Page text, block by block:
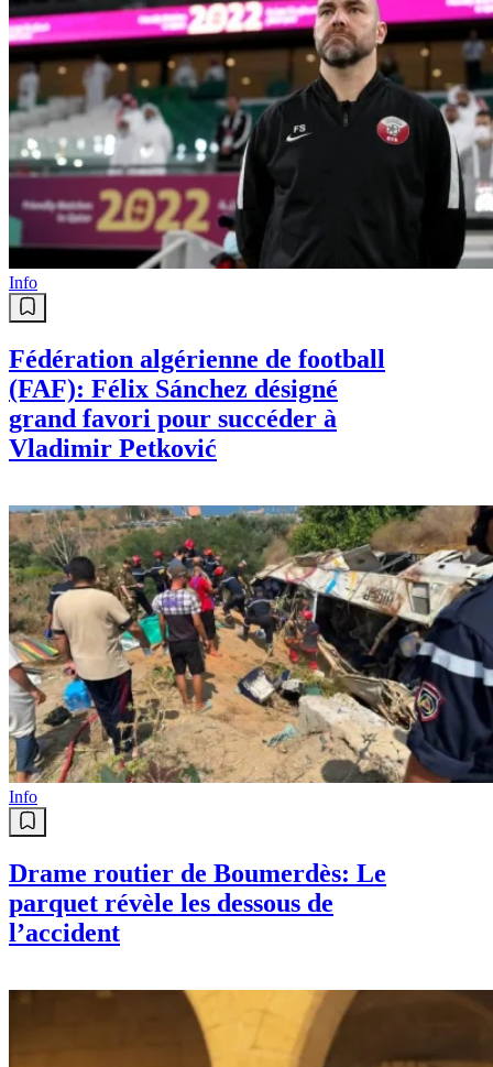
Info
Fédération algérienne de football
(FAF): Félix Sánchez désigné
grand favori pour succéder à
Vladimir Petković
Info
Drame routier de Boumerdès: Le
parquet révèle les dessous de
l’accident